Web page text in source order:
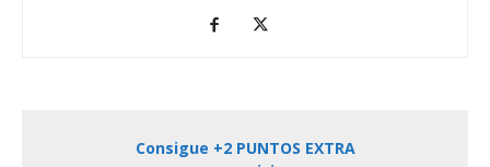
Consigue +2 PUNTOS EXTRA